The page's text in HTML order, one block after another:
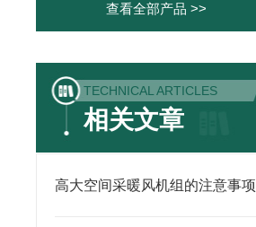
查看全部产品 >>
TECHNICAL ARTICLES
相关文章
高大空间采暖风机组的注意事项